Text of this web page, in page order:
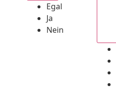
Egal
Ja
Nein